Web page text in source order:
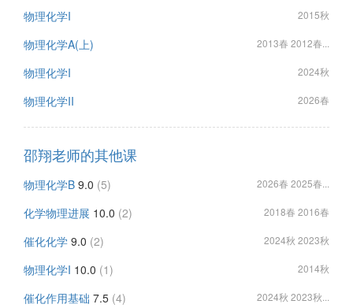
物理化学I 2015秋
物理化学A(上) 2013春 2012春...
物理化学I 2024秋
物理化学II 2026春
邵翔老师的其他课
物理化学B 9.0 (5) 2026春 2025春...
化学物理进展 10.0 (2) 2018春 2016春
催化化学 9.0 (2) 2024秋 2023秋
物理化学I 10.0 (1) 2014秋
催化作用基础 7.5 (4) 2024秋 2023秋...